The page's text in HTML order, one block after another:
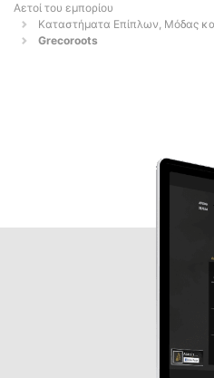
Αετοί του εμπορίου
Καταστήματα Επίπλων, Μόδας
Grecoroots